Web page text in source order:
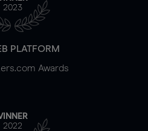
2023
PLATFORM
Awards
2022